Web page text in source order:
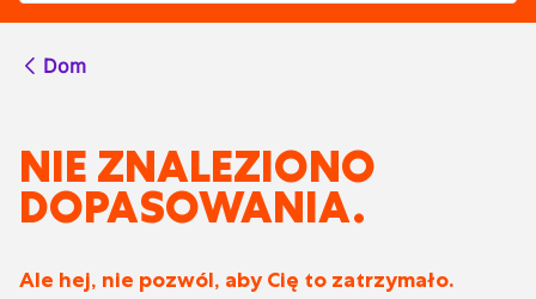
Dom
NIE ZNALEZIONO
DOPASOWANIA.
Ale hej, nie pozwól, aby Cię to zatrzymało.